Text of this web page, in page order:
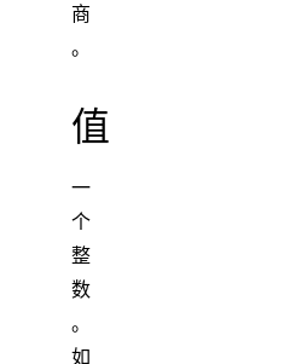
商
。
值
一
个
整
数
。
如